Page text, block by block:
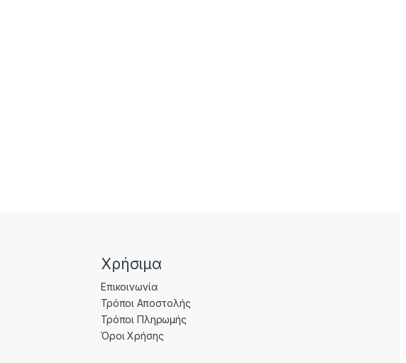
Χρήσιμα
Επικοινωνία
Τρόποι Αποστολής
Τρόποι Πληρωμής
Όροι Χρήσης